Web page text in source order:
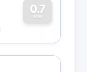
0.7
MW
0